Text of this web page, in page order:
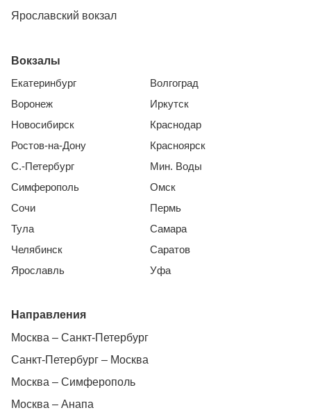
Ярославский вокзал
Вокзалы
Екатеринбург
Воронеж
Новосибирск
Ростов-на-Дону
С.-Петербург
Симферополь
Сочи
Тула
Челябинск
Ярославль
Волгоград
Иркутск
Краснодар
Красноярск
Мин. Воды
Омск
Пермь
Самара
Саратов
Уфа
Направления
Москва – Санкт-Петербург
Санкт-Петербург – Москва
Москва – Симферополь
Москва – Анапа